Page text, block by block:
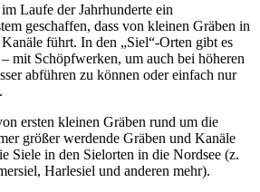
Laufe der Jahrhunderte ein
geschaffen, dass von kleinen Gräben in
führt. In den „Siel“-Orten gibt es
mit Schöpfwerken, um auch bei höheren
abführen zu können oder einfach nur
ersten kleinen Gräben rund um die
größer werdende Gräben und Kanäle
Siele in den Sielorten in die Nordsee (z.
Harlesiel und anderen mehr).